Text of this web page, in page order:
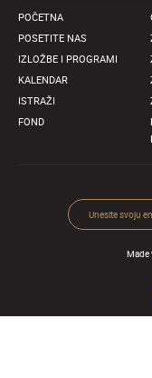
POČETNA
POSETITE NAS
IZLOŽBE I PROGRAMI
KALENDAR
ISTRAŽI
FOND
Made